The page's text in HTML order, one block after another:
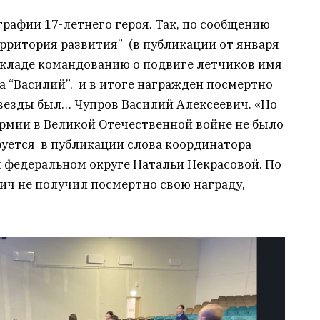
17-летнего героя. Так, по сообщению
развития” (в публикации от января
командованию о подвиге летчиков имя
и в итоге награжден посмертно
был… Чупров Василий Алексеевич. «Но
в Великой Отечественной войне не было
в публикации слова координатора
округе Натальи Некрасовой. По
не получил посмертно свою награду,